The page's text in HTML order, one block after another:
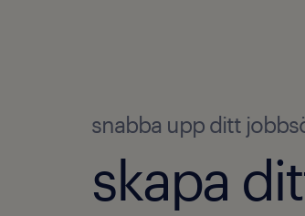
snabba upp ditt
skapa